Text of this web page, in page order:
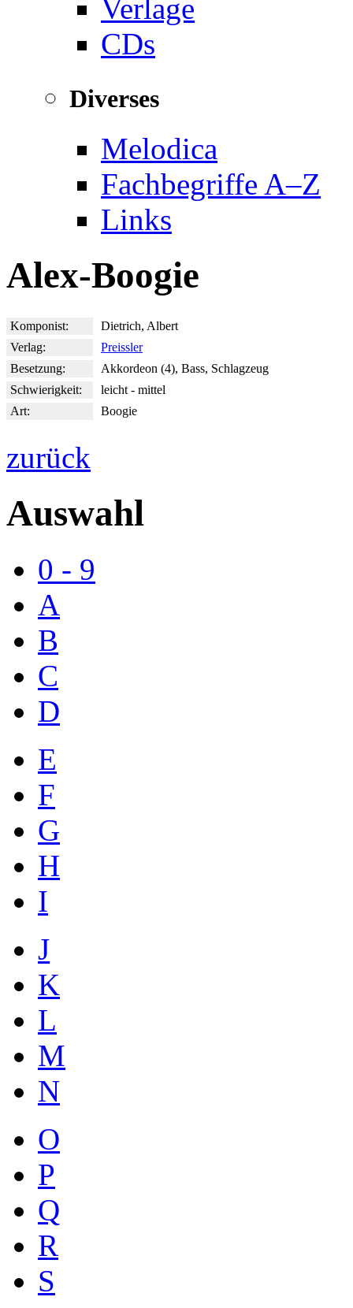
Verlage
CDs
Diverses
Melodica
Fachbegriffe A–Z
Links
Alex-Boogie
Komponist:
Dietrich, Albert
Verlag:
Preissler
Besetzung:
Akkordeon (4), Bass, Schlagzeug
Schwierigkeit:
leicht - mittel
Art:
Boogie
zurück
Auswahl
0 - 9
A
B
C
D
E
F
G
H
I
J
K
L
M
N
O
P
Q
R
S